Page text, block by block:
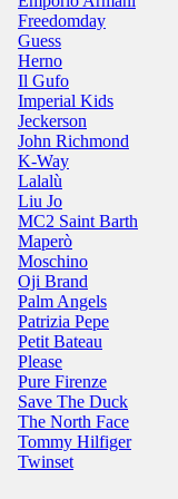
Freedomday
Guess
Herno
Il Gufo
Imperial Kids
Jeckerson
John Richmond
K-Way
Lalalù
Liu Jo
MC2 Saint Barth
Maperò
Moschino
Oji Brand
Palm Angels
Patrizia Pepe
Petit Bateau
Please
Pure Firenze
Save The Duck
The North Face
Tommy Hilfiger
Twinset